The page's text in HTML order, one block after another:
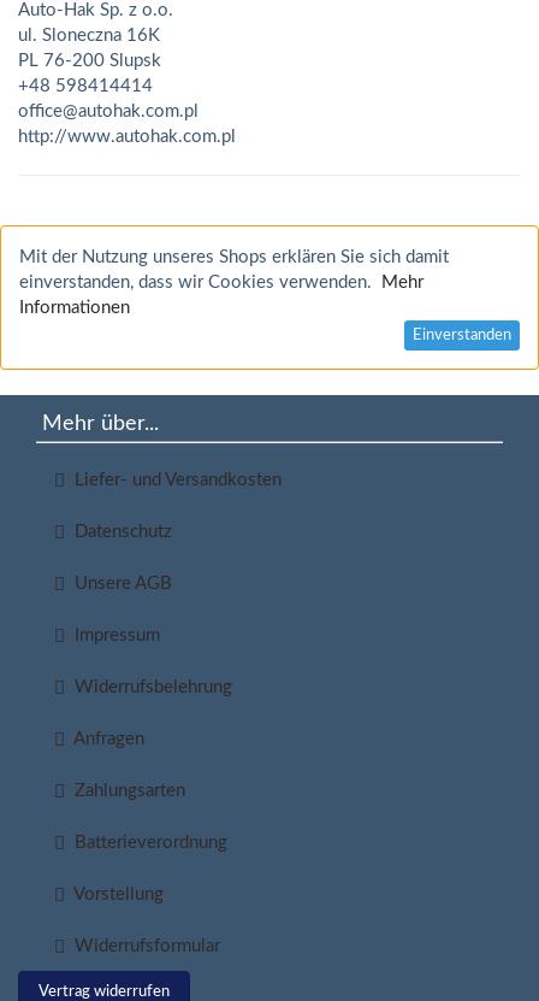
Auto-Hak Sp. z o.o.
ul. Sloneczna 16K
PL 76-200 Slupsk
+48 598414414
office@autohak.com.pl
http://www.autohak.com.pl
Mit der Nutzung unseres Shops erklären Sie sich damit
einverstanden, dass wir Cookies verwenden.
Mehr
Informationen
Einverstanden
Mehr über...
Liefer- und Versandkosten
Datenschutz
Unsere AGB
Impressum
Widerrufsbelehrung
Anfragen
Zahlungsarten
Batterieverordnung
Vorstellung
Widerrufsformular
Vertrag widerrufen